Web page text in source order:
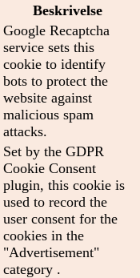
Beskrivelse
Google Recaptcha
service sets this
cookie to identify
bots to protect the
website against
malicious spam
attacks.
Set by the GDPR
Cookie Consent
plugin, this cookie is
used to record the
user consent for the
cookies in the
"Advertisement"
category .